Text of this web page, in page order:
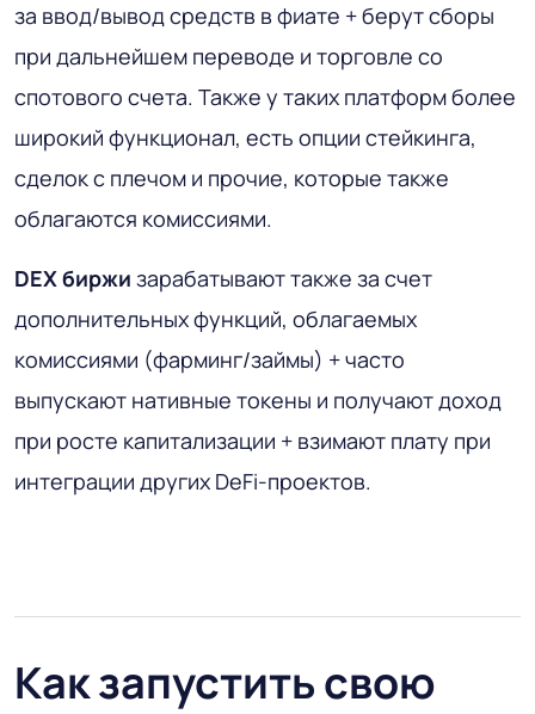
за ввод/вывод средств в фиате + берут сборы
при дальнейшем переводе и торговле со
спотового счета. Также у таких платформ более
широкий функционал, есть опции стейкинга,
сделок с плечом и прочие, которые также
облагаются комиссиями.
DEX биржи зарабатывают также за счет
дополнительных функций, облагаемых
комиссиями (фарминг/займы) + часто
выпускают нативные токены и получают доход
при росте капитализации + взимают плату при
интеграции других DeFi-проектов.
Как запустить свою